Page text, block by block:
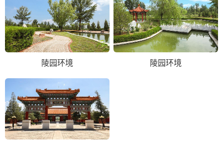
陵园环境 陵园环境